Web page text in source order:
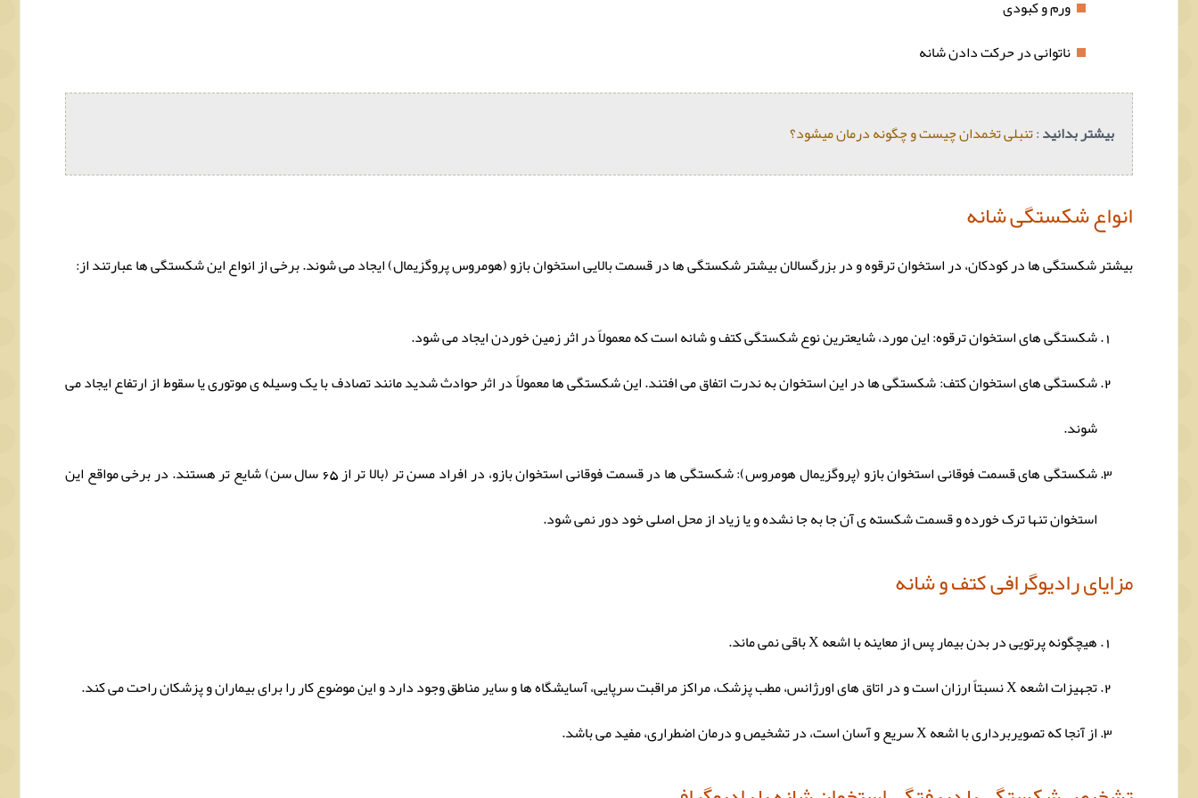
ورم و کبودی
ناتوانی در حرکت دادن شانه
بیشتر بدانید:تنبلی تخمدان چیست و چگونه درمان میشود؟
انواع شکستگی شانه
بیشتر شکستگی ها در کودکان، در استخوان ترقوه و در بزرگسالان بیشتر شکستگی ها در قسمت بالایی استخوان بازو (هومروس پروگزیمال) ایجاد می شوند. برخی از انواع این شکستگی ها عبارتند از:
شکستگی های استخوان ترقوه: این مورد، شایعترین نوع شکستگی کتف و شانه است که معمولاً در اثر زمین خوردن ایجاد می شود.
شکستگی های استخوان کتف: شکستگی ها در این استخوان به ندرت اتفاق می افتند. این شکستگی ها معمولاً در اثر حوادث شدید مانند تصادف با یک وسیله ی موتوری یا سقوط از ارتفاع ایجاد می
شوند.
شکستگی های قسمت فوقانی استخوان بازو (پروگزیمال هومروس): شکستگی ها در قسمت فوقانی استخوان بازو، در افراد مسن تر (بالا تر از 65 سال سن) شایع تر هستند. در برخی مواقع این
استخوان تنها ترک خورده و قسمت شکسته ی آن جا به جا نشده و یا زیاد از محل اصلی خود دور نمی شود.
مزایای رادیوگرافی کتف و شانه
هیچگونه پرتویی در بدن بیمار پس از معاینه با اشعه X باقی نمی ماند.
تجهیزات اشعه X نسبتاً ارزان است و در اتاق های اورژانس، مطب پزشک، مراکز مراقبت سرپایی، آسایشگاه ها و سایر مناطق وجود دارد و این موضوع کار را برای بیماران و پزشکان راحت می کند.
از آنجا که تصویربرداری با اشعه X سریع و آسان است، در تشخیص و درمان اضطراری، مفید می باشد.